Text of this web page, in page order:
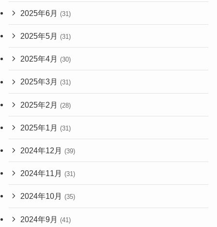
2025年6月 (31)
2025年5月 (31)
2025年4月 (30)
2025年3月 (31)
2025年2月 (28)
2025年1月 (31)
2024年12月 (39)
2024年11月 (31)
2024年10月 (35)
2024年9月 (41)